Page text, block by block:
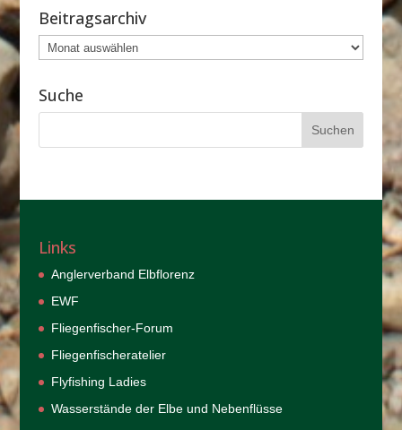
Beitragsarchiv
Beitragsarchiv
Suche
Links
Anglerverband Elbflorenz
EWF
Fliegenfischer-Forum
Fliegenfischeratelier
Flyfishing Ladies
Wasserstände der Elbe und Nebenflüsse